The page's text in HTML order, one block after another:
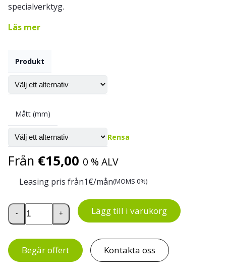
specialverktyg.
Läs mer
Produkt
Mått (mm)
Rensa
Från €15,00 0 % ALV
Leasing pris från1€/mån(MOMS 0%)
Däckställ mängd
- + Lägg till i varukorg
Begär offert Kontakta oss